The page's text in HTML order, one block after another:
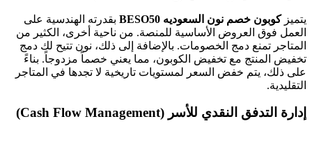
يتميزكوبون خصم نون السعوديه BESO50
بقدرته الهندسية على
العمل فوق العروض الأساسية للمنصة. من ناحية أخرى، الكثير من
المتاجر تمنع دمج الخصومات. بالإضافة إلى ذلك، نون تتيح لك دمج
تخفيض المنتج مع تخفيض الكوبون، مما يعني خصماً مزدوجاً. بناءً
على ذلك، يتم خفض السعر لمستويات تاريخية لا تجدها في المتاجر
التقليدية.
إدارة التدفق النقدي للأسر (Cash Flow Management)